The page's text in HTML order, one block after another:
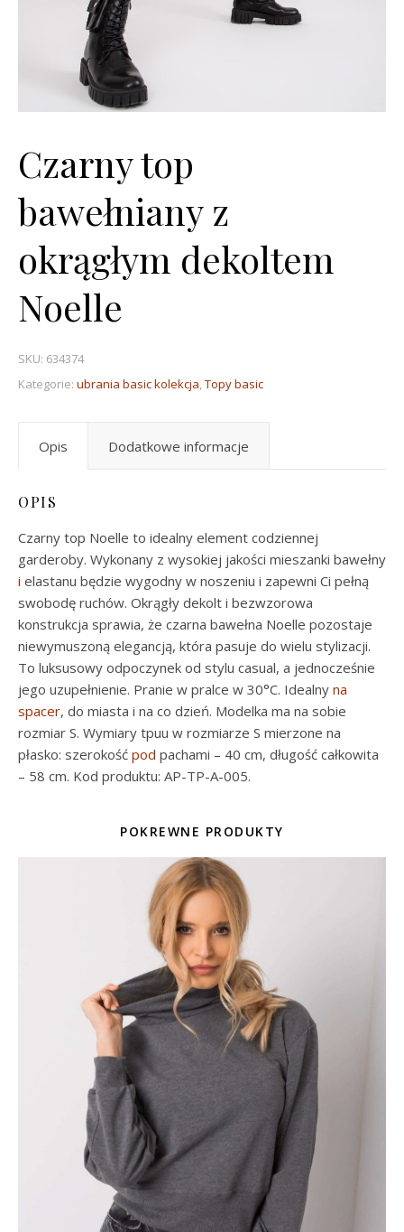
Czarny top
bawełniany z
okrągłym dekoltem
Noelle
SKU: 634374
Kategorie: ubrania basic kolekcja,Topy basic
Opis Dodatkowe informacje
OPIS
Czarny top Noelle to idealny element codziennej
garderoby. Wykonany z wysokiej jakości mieszanki bawełny
i elastanu będzie wygodny w noszeniu i zapewni Ci pełną
swobodę ruchów. Okrągły dekolt i bezwzorowa
konstrukcja sprawia, że czarna bawełna Noelle pozostaje
niewymuszoną elegancją, która pasuje do wielu stylizacji.
To luksusowy odpoczynek od stylu casual, a jednocześnie
jego uzupełnienie. Pranie w pralce w 30°C. Idealny na
spacer, do miasta i na co dzień. Modelka ma na sobie
rozmiar S. Wymiary tpuu w rozmiarze S mierzone na
płasko: szerokość pod pachami – 40 cm, długość całkowita
– 58 cm. Kod produktu: AP-TP-A-005.
POKREWNE PRODUKTY